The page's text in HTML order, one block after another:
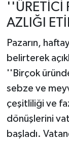
''ÜRETİCİ
AZLIĞI
Pazarın,
belirterek
''Birçok
sebze ve
çeşitliliği ve
dönüşlerini
başladı.